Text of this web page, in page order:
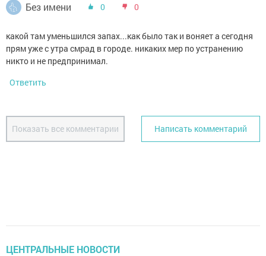
Без имени 0 0
какой там уменьшился запах...как было так и воняет а сегодня
прям уже с утра смрад в городе. никаких мер по устранению
никто и не предпринимал.
Ответить
Показать все комментарии Написать комментарий
ЦЕНТРАЛЬНЫЕ НОВОСТИ